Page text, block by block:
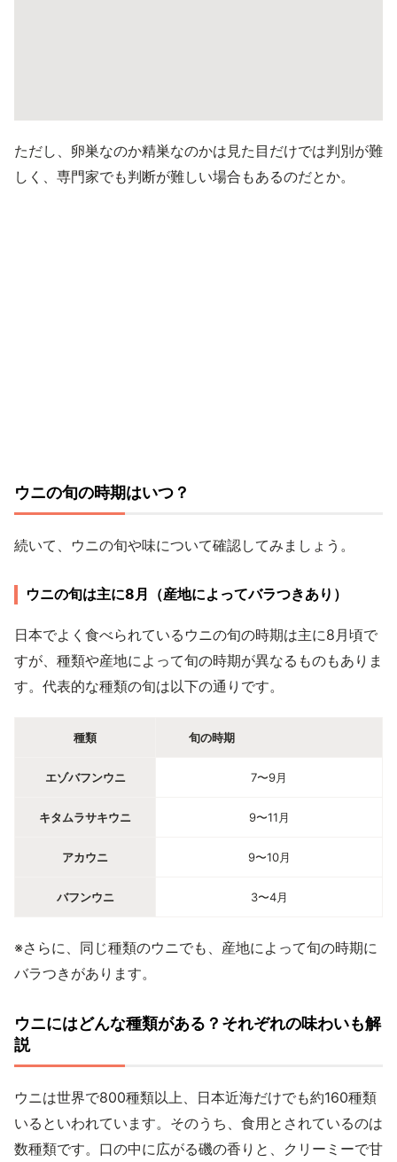
ただし、卵巣なのか精巣なのかは見た目だけでは判別が難
しく、専門家でも判断が難しい場合もあるのだとか。
ウニの旬の時期はいつ？
続いて、ウニの旬や味について確認してみましょう。
ウニの旬は主に8月（産地によってバラつきあり）
日本でよく食べられているウニの旬の時期は主に8月頃で
すが、種類や産地によって旬の時期が異なるものもありま
す。代表的な種類の旬は以下の通りです。
種類 旬の時期
エゾバフンウニ 7〜9月
キタムラサキウニ 9〜11月
アカウニ 9〜10月
バフンウニ 3〜4月
※さらに、同じ種類のウニでも、産地によって旬の時期に
バラつきがあります。
ウニにはどんな種類がある？それぞれの味わいも解
説
ウニは世界で800種類以上、日本近海だけでも約160種類
いるといわれています。そのうち、食用とされているのは
数種類です。口の中に広がる磯の香りと、クリーミーで甘